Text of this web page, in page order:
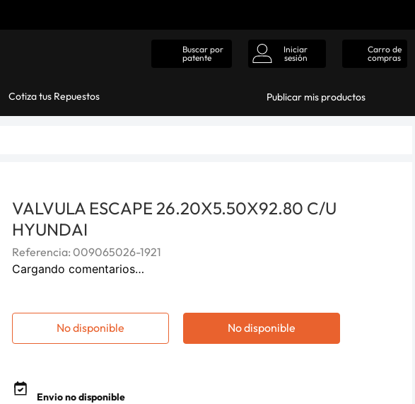
Buscar por
patente
Iniciar
sesión
Carro de
compras
Cotiza tus Repuestos Publicar mis productos
VALVULA ESCAPE 26.20X5.50X92.80 C/U
HYUNDAI
Referencia: 009065026-1921
Cargando comentarios…
No disponible No disponible
Envio no disponible